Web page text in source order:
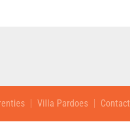
Villa Pardoes Contact